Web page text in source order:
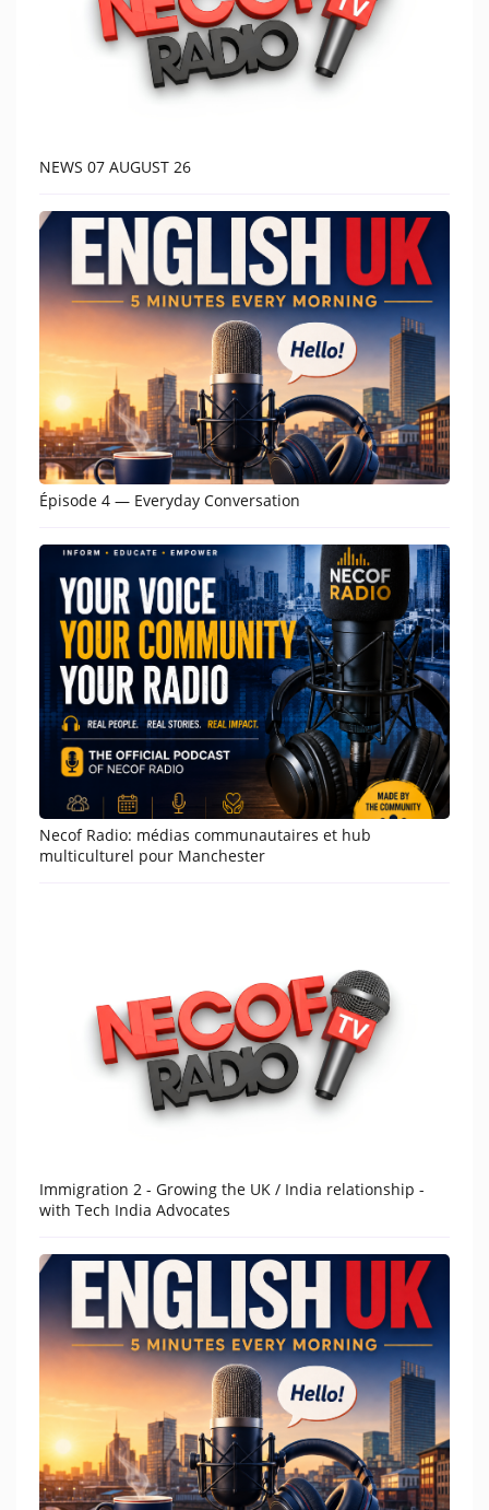
NEWS 07 AUGUST 26
Épisode 4 — Everyday Conversation
Necof Radio: médias communautaires et hub
multiculturel pour Manchester
Immigration 2 - Growing the UK / India relationship -
with Tech India Advocates